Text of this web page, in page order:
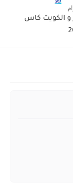
و الكويت كاس